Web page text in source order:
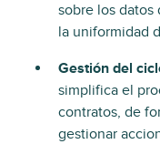
sobre los datos
la uniformidad
Gestión del
simplifica el
contratos, de
gestionar